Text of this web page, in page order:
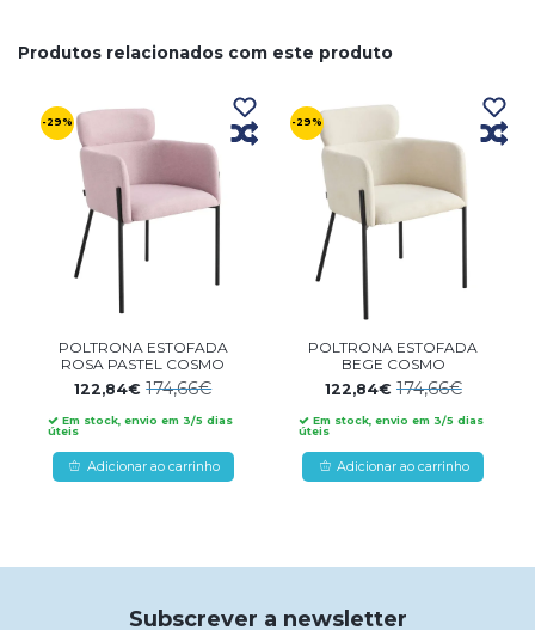
Produtos relacionados com este produto
-29%
POLTRONA ESTOFADA
ROSA PASTEL COSMO
122,84€174,66€
Em stock, envio em 3/5 dias
úteis
Adicionar ao carrinho
-29%
POLTRONA ESTOFADA
BEGE COSMO
122,84€ 174,66€
Em stock, envio em 3/5 dias
úteis
Adicionar ao carrinho
Subscrever a newsletter